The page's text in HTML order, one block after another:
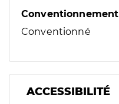
Conventionnement
Conventionné
ACCESSIBILITÉ